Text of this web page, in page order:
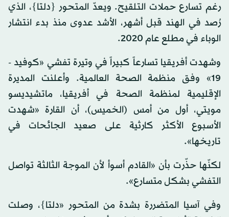
رغم تسارع حملات التلقيح. ويعدّ المتحور {دلتا}، الذي
رُصد في الهند قبل أشهر، الأشد عدوى منذ بدء انتشار
الوباء في مطلع عام 2020.
وشهدت أفريقيا تسارعاً كبيراً في وتيرة تفشي «كوفيد -
19» وفق منظمة الصحة العالمية. وأعلنت المديرة
الإقليمية لمنظمة الصحة في أفريقيا، ماتشيديسو
مويتي، أول من أمس (الخميس)، أن القارة «شهدت
الأسبوع الأكثر كارثية على صعيد الجائحات في
تاريخها».
لكنّها حذّرت بأن «القادم أسوأ لأن الموجة الثالثة تواصل
التفشي بشكل متسارع».
وفي آسيا المتضررة بشدة من المتحور «دلتا}، وصلت